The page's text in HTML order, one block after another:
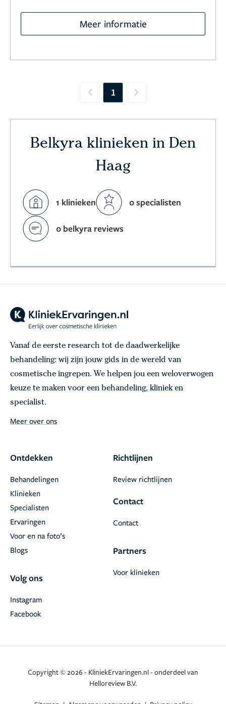
Meer informatie
Previous
1 Next
Belkyra klinieken in Den
Haag
1 klinieken 0 specialisten
0 belkyra reviews
Vanaf de eerste research tot de daadwerkelijke
behandeling: wij zijn jouw gids in de wereld van
cosmetische ingrepen. We helpen jou een weloverwogen
keuze te maken voor een behandeling, kliniek en
specialist.
Meer over ons
Ontdekken
Behandelingen
Klinieken
Specialisten
Ervaringen
Voor en na foto’s
Blogs
Volg ons
Facebook
Instagram
Richtlijnen
Review richtlijnen
Contact
Contact
Partners
Voor klinieken
Copyright © 2026 - KliniekErvaringen.nl - onderdeel van
Helloreview B.V.